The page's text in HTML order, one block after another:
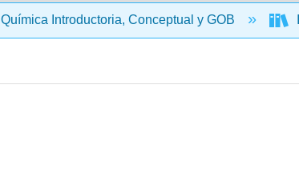
Química Introductoria, Conceptual y GOB